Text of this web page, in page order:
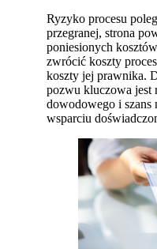
Ryzyko procesu
przegranej, strona
poniesionych
zwrócić koszty
koszty jej prawnika.
pozwu kluczowa jest
dowodowego i szans
wsparciu